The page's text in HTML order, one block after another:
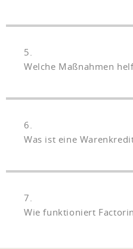
5.
Welche Maßnahmen
6.
Was ist eine
7.
Wie funktioniert